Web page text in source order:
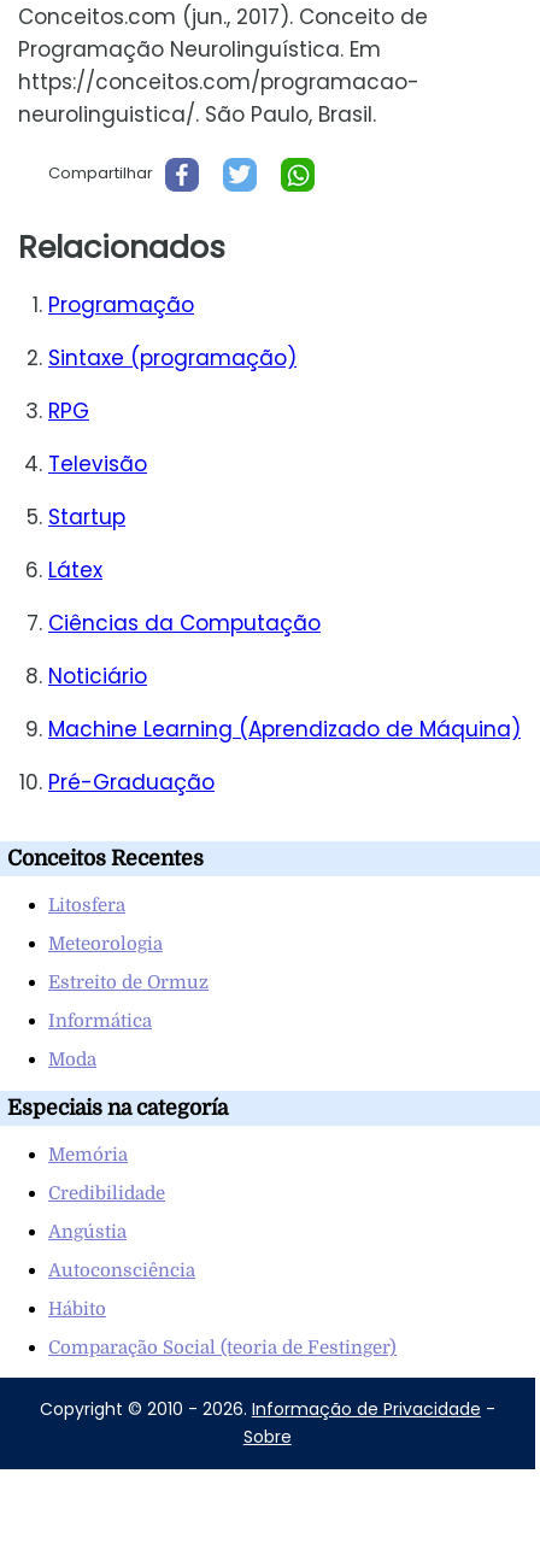
Conceitos.com (jun., 2017). Conceito de
Programação Neurolinguística. Em
https://conceitos.com/programacao-
neurolinguistica/. São Paulo, Brasil.
Compartilhar
Relacionados
Programação
Sintaxe (programação)
RPG
Televisão
Startup
Látex
Ciências da Computação
Noticiário
Machine Learning (Aprendizado de Máquina)
Pré-Graduação
Conceitos Recentes
Litosfera
Meteorologia
Estreito de Ormuz
Informática
Moda
Especiais na categoría
Memória
Credibilidade
Angústia
Autoconsciência
Hábito
Comparação Social (teoria de Festinger)
Copyright © 2010 - 2026. Informação de Privacidade -
Sobre